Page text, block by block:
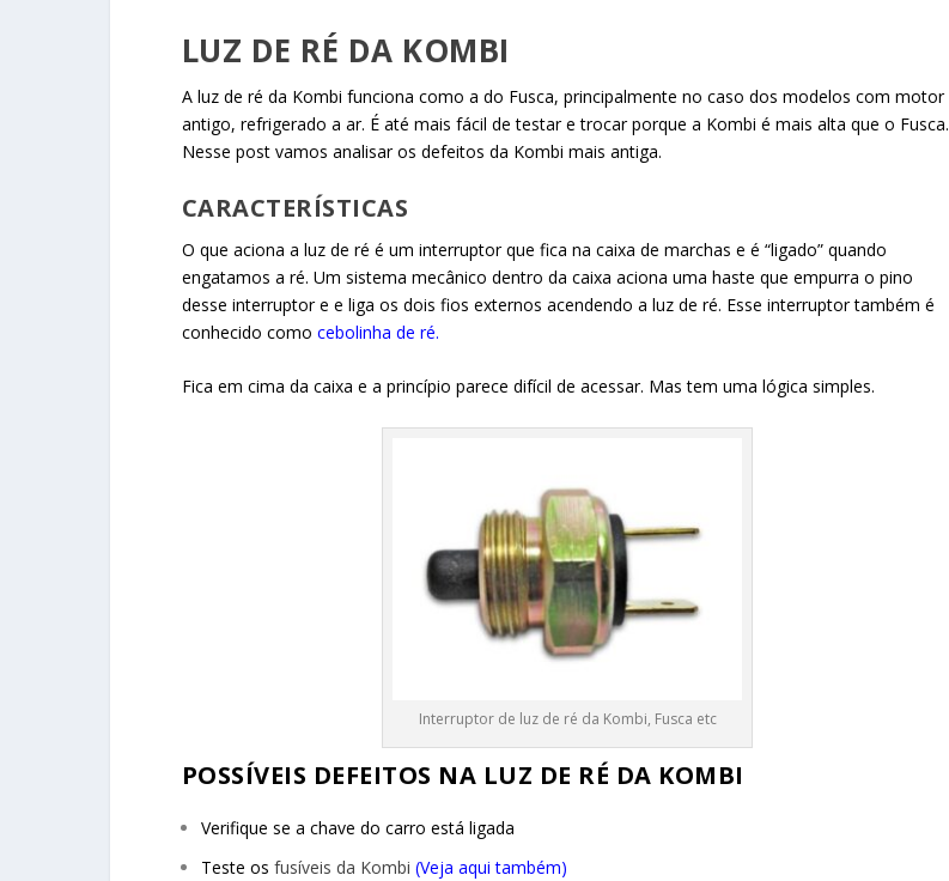
LUZ DE RÉ DA KOMBI
A luz de ré da Kombi funciona como a do Fusca, principalmente no caso dos modelos com motor
antigo, refrigerado a ar. É até mais fácil de testar e trocar porque a Kombi é mais alta que o Fusca.
Nesse post vamos analisar os defeitos da Kombi mais antiga.
CARACTERÍSTICAS
O que aciona a luz de ré é um interruptor que fica na caixa de marchas e é “ligado” quando
engatamos a ré. Um sistema mecânico dentro da caixa aciona uma haste que empurra o pino
desse interruptor e e liga os dois fios externos acendendo a luz de ré. Esse interruptor também é
conhecido como cebolinha de ré.
Fica em cima da caixa e a princípio parece difícil de acessar. Mas tem uma lógica simples.
Interruptor de luz de ré da Kombi, Fusca etc
POSSÍVEIS DEFEITOS NA LUZ DE RÉ DA KOMBI
Verifique se a chave do carro está ligada
Teste os fusíveis da Kombi (Veja aqui também)